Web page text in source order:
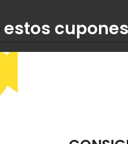
Glyceryl Stearate, Hdi/
Sodium Acrylates
Pearl Powder, Phytic
Acid, Threonine,
Citral*,
estos